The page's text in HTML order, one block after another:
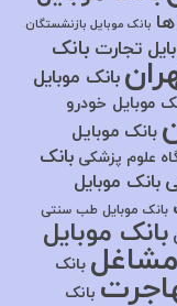
بانک موبایل بازنشستگان
تجارت بانک
بانک موبایل
موبایل خودرو
بانک موبایل
علوم پزشکی بانک
بانک موبایل
بانک موبایل طب سنتی
بانک موبایل
بانک
بانک